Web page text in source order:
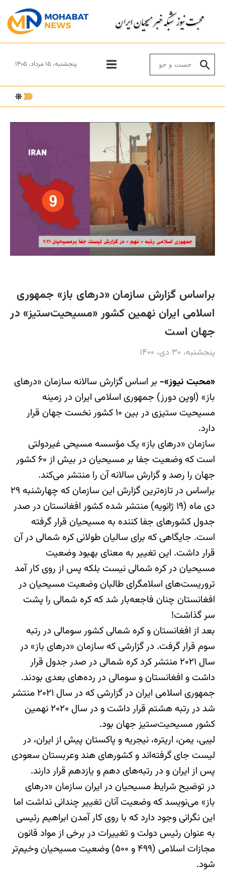
پنجشنبه، ۱۵ مرداد، ۱۴۰۵
براساس گزارش سازمان «درهای باز» جمهوری
اسلامی ایران نهمین کشور «مسیحیت‌ستیز» در
جهان است
پنجشنبه، ۳۰ دی، ۱۴۰۰
«محبت نیوز»- بر اساس گزارش سالانه سازمان «درهای
باز» (اوپن دورز) جمهوری اسلامی ایران در زمینه
مسیحیت ستیزی در بین ۱۰ کشور نخست جهان قرار
دارد.
سازمان «درهای باز» یک مؤسسه مسیحی غیردولتی
است که وضعیت جفا بر مسیحیان در بیش از ۶۰ کشور
جهان را رصد و گزارش سالانه آن را منتشر می‌کند.
براساس در تازه‌ترین گزارش این سازمان که چهارشنبه ۲۹
دی ماه (۱۹ ژانویه) منتشر شده کشور افغانستان در صدر
جدول کشورهای جفا کننده به مسیحیان قرار گرفته
است. جایگاهی که برای سالیان طولانی کره شمالی در آن
قرار داشت. این تغییر به معنای بهبود وضعیت
مسیحیان در کره شمالی نیست بلکه پس از روی کار آمد
تروریست‌های اسلامگرای طالبان وضعیت مسیحیان در
افغانستان چنان فاجعه‌بار شد که کره شمالی را پشت
سر گذاشت!
بعد از افغانستان و کره شمالی کشور سومالی در رتبه
سوم قرار گرفت. در گزارشی که سازمان «درهای باز» در
سال ۲۰۲۱ منتشر کرد کره شمالی در صدر جدول قرار
داشت و افغانستان و سومالی در رده‌های بعدی بودند.
جمهوری اسلامی ایران در گزارشی که در سال ۲۰۲۱ منتشر
شد در رتبه هشتم قرار داشت و در سال ۲۰۲۰ نهمین
کشور مسیحیت‌ستیز جهان بود.
لیبی، یمن، اریتره، نیجریه و پاکستان پیش از ایران، در
لیست جای گرفته‌اند و کشورهای هند وعربستان سعودی
پس از ایران و در رتبه‌های دهم و یازدهم قرار دارند.
در توضیح شرایط مسیحیان در ایران سازمان «درهای
باز» می‌نویسد که وضعیت آنان تغییر چندانی نداشت اما
این نگرانی وجود دارد که با روی کار آمدن ابراهیم رئیسی
به عنوان رئیس دولت و تغییرات در برخی از مواد قانون
مجازات اسلامی (۴۹۹ و ۵۰۰) وضعیت مسیحیان وخیم‌تر
شود.